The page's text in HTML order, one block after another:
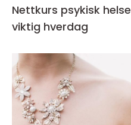
Nettkurs psykisk helse fleksibel læring for en
viktig hverdag